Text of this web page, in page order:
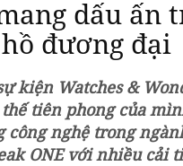
dấu ấn
đương đại
kiện Watches &
tiên phong của
công nghệ trong
ONE với nhiều cải